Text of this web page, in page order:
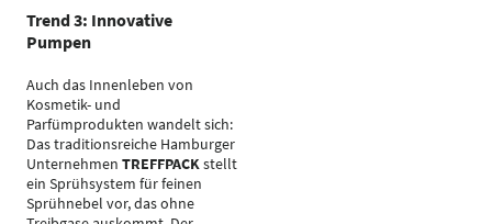
Trend 3: Innovative
Pumpen
Auch das Innenleben von
Kosmetik- und
Parfümprodukten wandelt sich:
Das traditionsreiche Hamburger
Unternehmen TREFFPACKstellt
ein Sprühsystem für feinen
Sprühnebel vor, das ohne